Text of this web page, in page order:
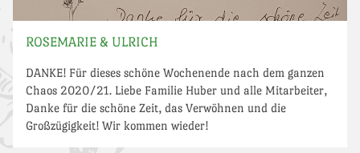
ROSEMARIE & ULRICH
DANKE! Für dieses schöne Wochenende nach dem ganzen
Chaos 2020/21. Liebe Familie Huber und alle Mitarbeiter,
Danke für die schöne Zeit, das Verwöhnen und die
Großzügigkeit! Wir kommen wieder!